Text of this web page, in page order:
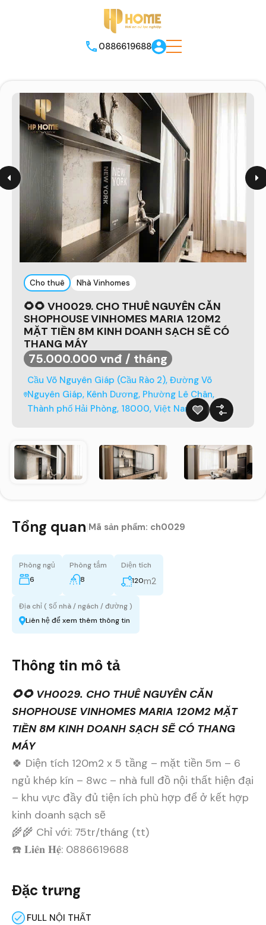
0886619688
Cho thuê Nhà Vinhomes
🌻🌻 VH0029. CHO THUÊ NGUYÊN CĂN
SHOPHOUSE VINHOMES MARIA 120M2
MẶT TIỀN 8M KINH DOANH SẠCH SẼ CÓ
THANG MÁY
75.000.000 vnđ / tháng
Cầu Võ Nguyên Giáp (Cầu Rào 2), Đường Võ
Nguyên Giáp, Kênh Dương, Phường Lê Chân,
Thành phố Hải Phòng, 18000, Việt Nam
Tổng quan Mã sản phẩm: ch0029
Phòng ngủ
6
Phòng tắm
8
Diện tích
120m2
Địa chỉ ( Số nhà / ngách / đường )
Liên hệ để xem thêm thông tin
Thông tin mô tả
🌻🌻 VH0029. CHO THUÊ NGUYÊN CĂN
SHOPHOUSE VINHOMES MARIA 120M2 MẶT
TIỀN 8M KINH DOANH SẠCH SẼ CÓ THANG
MÁY
🍀 Diện tích 120m2 x 5 tầng – mặt tiền 5m – 6
ngủ khép kín – 8wc – nhà full đồ nội thất hiện đại
– khu vực đầy đủ tiện ích phù hợp để ở kết hợp
kinh doanh sạch sẽ
🌾🌾 Chỉ với: 75tr/tháng (tt)
☎️ 𝐋𝐢𝐞̂𝐧 𝐇𝐞̣̂: 0886619688
Đặc trưng
FULL NỘI THẤT